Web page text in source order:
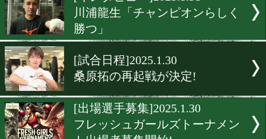
[前日計量]2025.1.31
パーフェクトレコードの村
がKO防衛を誓う!
[インタビュー]2025.1.31
川浦龍生「チャンピオンら
勝つ」